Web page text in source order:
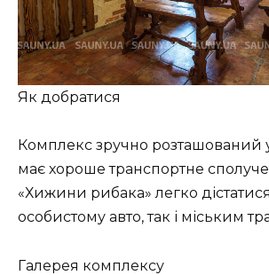
Як добратися
Комплекс зручно розташований
має хороше транспортне
«Хижини рибака» легко
особистому авто, так і міським
Галерея комплексу